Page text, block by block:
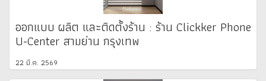
ออกแบบ ผลิต และติดตั้งร้าน : ร้าน Clickker Phone
U-Center สามย่าน กรุงเทพ
22 มี.ค. 2569